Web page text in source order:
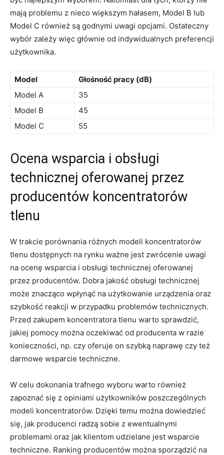
mają problemu z nieco większym hałasem, Model B lub
Model C również są godnymi uwagi opcjami. Ostateczny
wybór zależy więc głównie od indywidualnych preferencji
użytkownika.
Model
Głośność pracy (dB)
Model A
35
Model B
45
Model C
55
Ocena wsparcia i obsługi
technicznej oferowanej przez
producentów koncentratorów
tlenu
W trakcie porównania różnych modeli koncentratorów
tlenu dostępnych na rynku ważne jest zwrócenie uwagi
na ocenę wsparcia i obsługi technicznej oferowanej
przez producentów. Dobra jakość obsługi technicznej
może znacząco wpłynąć na użytkowanie urządzenia oraz
szybkość reakcji w przypadku problemów technicznych.
Przed zakupem koncentratora tlenu warto sprawdzić,
jakiej pomocy można oczekiwać od producenta w razie
konieczności, np. czy oferuje on szybką naprawę czy też
darmowe wsparcie techniczne.
W celu dokonania trafnego wyboru warto również
zapoznać się z opiniami użytkowników poszczególnych
modeli koncentratorów. Dzięki temu można dowiedzieć
się, jak producenci radzą sobie z ewentualnymi
problemami oraz jak klientom udzielane jest wsparcie
techniczne. Ranking producentów można sporządzić na